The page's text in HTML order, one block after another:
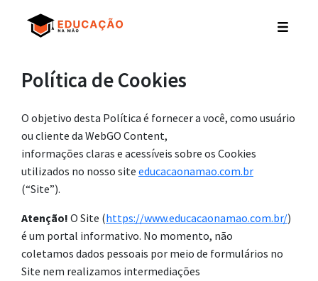
Política de Cookies
O objetivo desta Política é fornecer a você, como usuário
ou cliente da WebGO Content,
informações claras e acessíveis sobre os Cookies
utilizados no nosso site educacaonamao.com.br
(“Site”).
Atenção! O Site (https://www.educacaonamao.com.br/)
é um portal informativo. No momento, não
coletamos dados pessoais por meio de formulários no
Site nem realizamos intermediações